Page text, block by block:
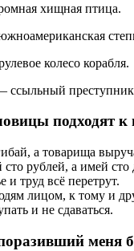
хищная птица.
колесо корабля.
подходят к
а товарища
рублей, а имей сто
и труд всё перетрут.
лицом, к тому и
и не сдаваться.
меня